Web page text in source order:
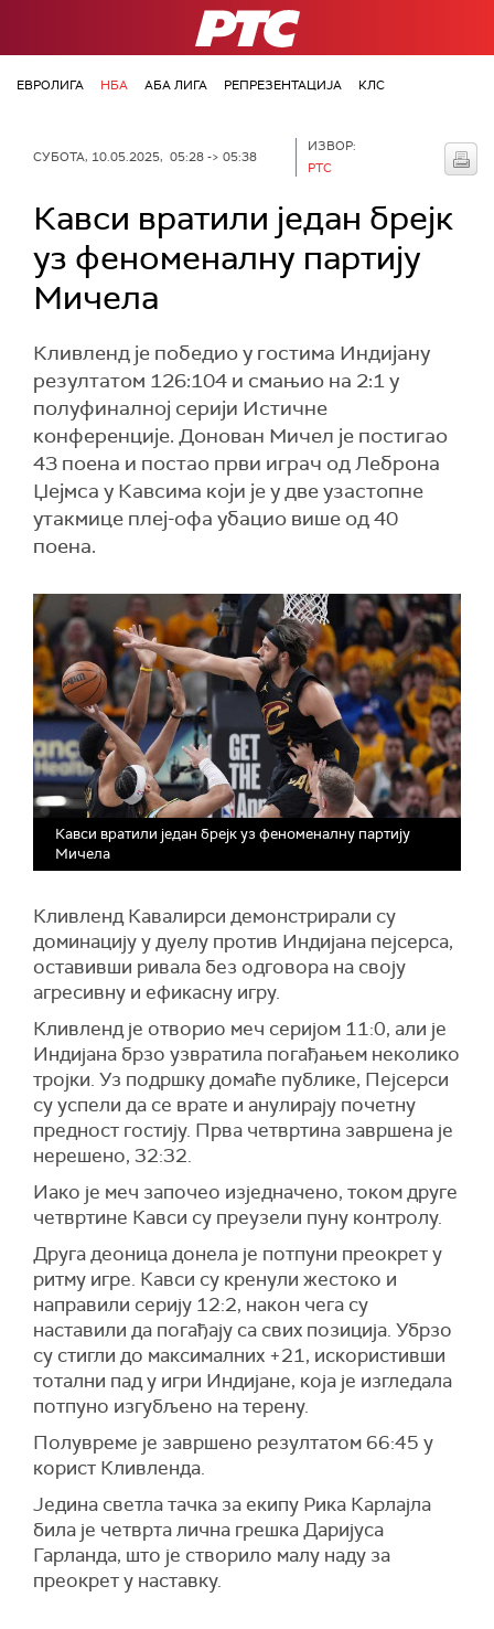
РТС
ЕВРОЛИГА НБА АБА ЛИГА РЕПРЕЗЕНТАЦИЈА КЛС
СУБОТА, 10.05.2025, 05:28 -> 05:38
ИЗВОР:
РТС
Кавси вратили један брејк
уз феноменалну партију
Мичела
Кливленд је победио у гостима Индијану
резултатом 126:104 и смањио на 2:1 у
полуфиналној серији Истичне
конференције. Донован Мичел је постигао
43 поена и постао први играч од Леброна
Џејмса у Кавсима који је у две узастопне
утакмице плеј-офа убацио више од 40
поена.
Кавси вратили један брејк уз феноменалну партију
Мичела
Кливленд Кавалирси демонстрирали су
доминацију у дуелу против Индијана пејсерса,
оставивши ривала без одговора на своју
агресивну и ефикасну игру.
Кливленд је отворио меч серијом 11:0, али је
Индијана брзо узвратила погађањем неколико
тројки. Уз подршку домаће публике, Пејсерси
су успели да се врате и анулирају почетну
предност гостију. Прва четвртина завршена је
нерешено, 32:32.
Иако је меч започео изједначено, током друге
четвртине Кавси су преузели пуну контролу.
Друга деоница донела је потпуни преокрет у
ритму игре. Кавси су кренули жестоко и
направили серију 12:2, након чега су
наставили да погађају са свих позиција. Убрзо
су стигли до максималних +21, искористивши
тотални пад у игри Индијане, која је изгледала
потпуно изгубљено на терену.
Полувреме је завршено резултатом 66:45 у
корист Кливленда.
Једина светла тачка за екипу Рика Карлајла
била је четврта лична грешка Даријуса
Гарланда, што је створило малу наду за
преокрет у наставку.